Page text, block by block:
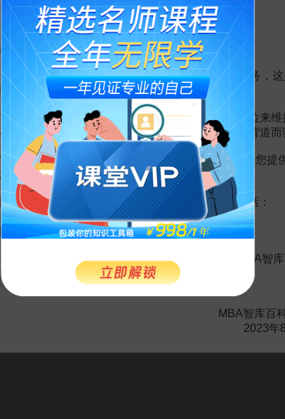
体对社会的单方面适应，具有明显的消极性。在现代文化中，
生对立。但如果社会规则考虑到了个人利益，个人接受和遵从
会角色。如果社会赋予个体的社会角色适合个体的个性倾向与能
体在社会生活中总要分属不同的团体，如果团体对个体抱持开
受恩于自然，最终又要回归自然。因此中国传统文化强调人与
会，人与自然的接触广泛而深入，“不相往”已不切实际，“不相
自然接触，对自然的奥秘有好奇心，能够感受到自然的美丽和
也表现为阻止他人对自然的侵犯，积极参与自然保护。总之，
怀自然。
准，人民教育出版社
视与再建[J].西南大学学报(社会科学版)，2010(3)
赏
告MBA智库百科用户的一封信
库百科用户：
科频道一直以免费公益的形式为大家提供知识服务，这
傲。
来越严峻的经营挑战下，单纯依靠不断增加广告位来维
会越来越影响您的使用体验，这也与我们的初衷背道而
地考虑，我们决定推出VIP会员收费制度，以便为您提
的内容。
会员（9.9元 / 年， 点击开通 ），您的权益将包括：
；
。
是长期以来您对百科频道的支持。诚邀您加入MBA智
难关，共同见证彼此的成长和进步！
MBA智库百
2023年